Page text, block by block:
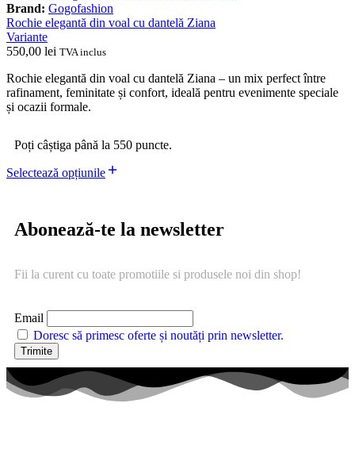
Brand: Gogofashion
Rochie elegantă din voal cu dantelă Ziana
Variante
550,00 lei TVA inclus
Rochie elegantă din voal cu dantelă Ziana – un mix perfect între
rafinament, feminitate și confort, ideală pentru evenimente speciale
și ocazii formale.
Poți câștiga până la 550 puncte.
Selectează opțiunile
Abonează-te la newsletter
Fii la curent cu toate promotiile si produsele noi din shop!
Email
Doresc să primesc oferte și noutăți prin newsletter.